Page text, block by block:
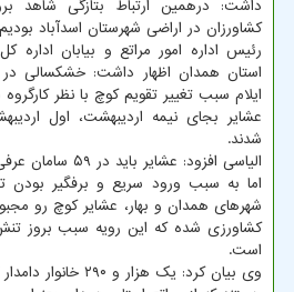
داشت: درهمین ارتباط بتازگی شاهد
کشاورزان در اراضی شهرستان اسدآباد
رئیس اداره امور مراتع و بیابان اداره
استان همدان اظهار داشت: خشکسالی در
ایلام سبب تغییر تقویم کوچ با نظر
عشایر بجای نیمه اردیبهشت، اول
شدند.
الیاسی افزود:
اما به سبب ورود سریع و برفگیر بودن
شهرهای همدان و بهار، عشایر کوچ رو
کشاورزی شده که این رویه سبب بروز
است.
وی بیان کرد: یک